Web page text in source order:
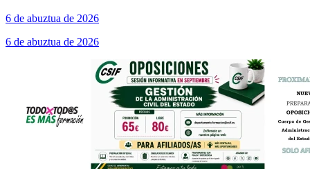
6 de abuztua de 2026
6 de abuztua de 2026